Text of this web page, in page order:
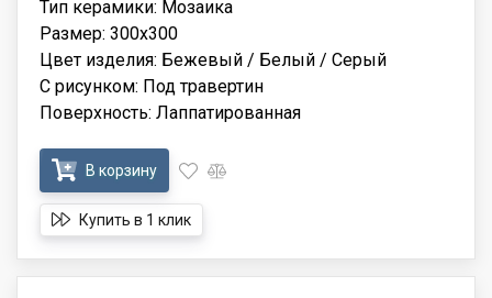
Тип керамики: Мозаика
Размер: 300x300
Цвет изделия: Бежевый / Белый / Серый
С рисунком: Под травертин
Поверхность: Лаппатированная
В корзину
Купить в 1 клик